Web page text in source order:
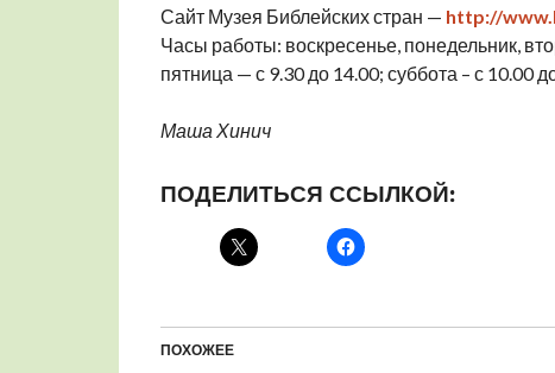
Сайт Музея Библейских стран — http://
Часы работы: воскресенье, понедельник,
пятница — с 9.30 до 14.00; суббота – с
Маша Хинич
ПОДЕЛИТЬСЯ ССЫЛКОЙ:
ПОХОЖЕЕ